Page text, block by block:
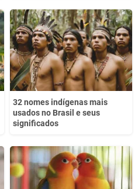
32 nomes indígenas mais
usados no Brasil e seus
significados